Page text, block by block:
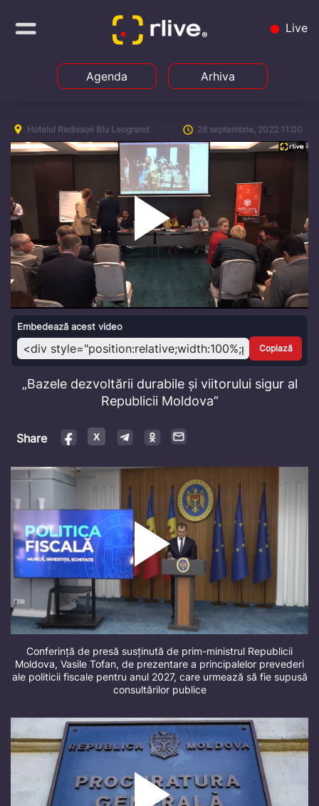
Live
Agenda Arhiva
Hotelul Radisson Blu Leogrand 28 septembrie, 2022 11:00
Play
Video
Embedează acest video
Copiază
„Bazele dezvoltării durabile și viitorului sigur al
Republicii Moldova”
Share
Conferință de presă susținută de prim-ministrul Republicii
Moldova, Vasile Tofan, de prezentare a principalelor prevederi
ale politicii fiscale pentru anul 2027, care urmează să fie supusă
consultărilor publice